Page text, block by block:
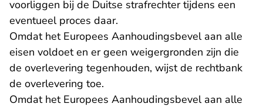
voorliggen bij de Duitse strafrechter tijdens een
eventueel proces daar.
Omdat het Europees Aanhoudingsbevel aan alle
eisen voldoet en er geen weigergronden zijn die
de overlevering tegenhouden, wijst de rechtbank
de overlevering toe.
Omdat het Europees Aanhoudingsbevel aan alle